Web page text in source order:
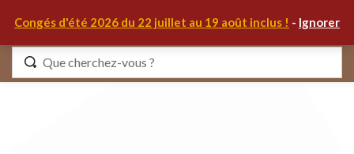
Congés d'été 2026 du 22 juillet au 19 août inclus ! - Ignorer
Identifiez-vous